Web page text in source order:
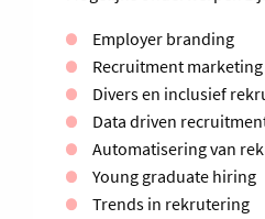
Employer branding
Recruitment marketing
Divers en inclusief
Data driven
Automatisering van
Young graduate hiring
Trends in rekrutering